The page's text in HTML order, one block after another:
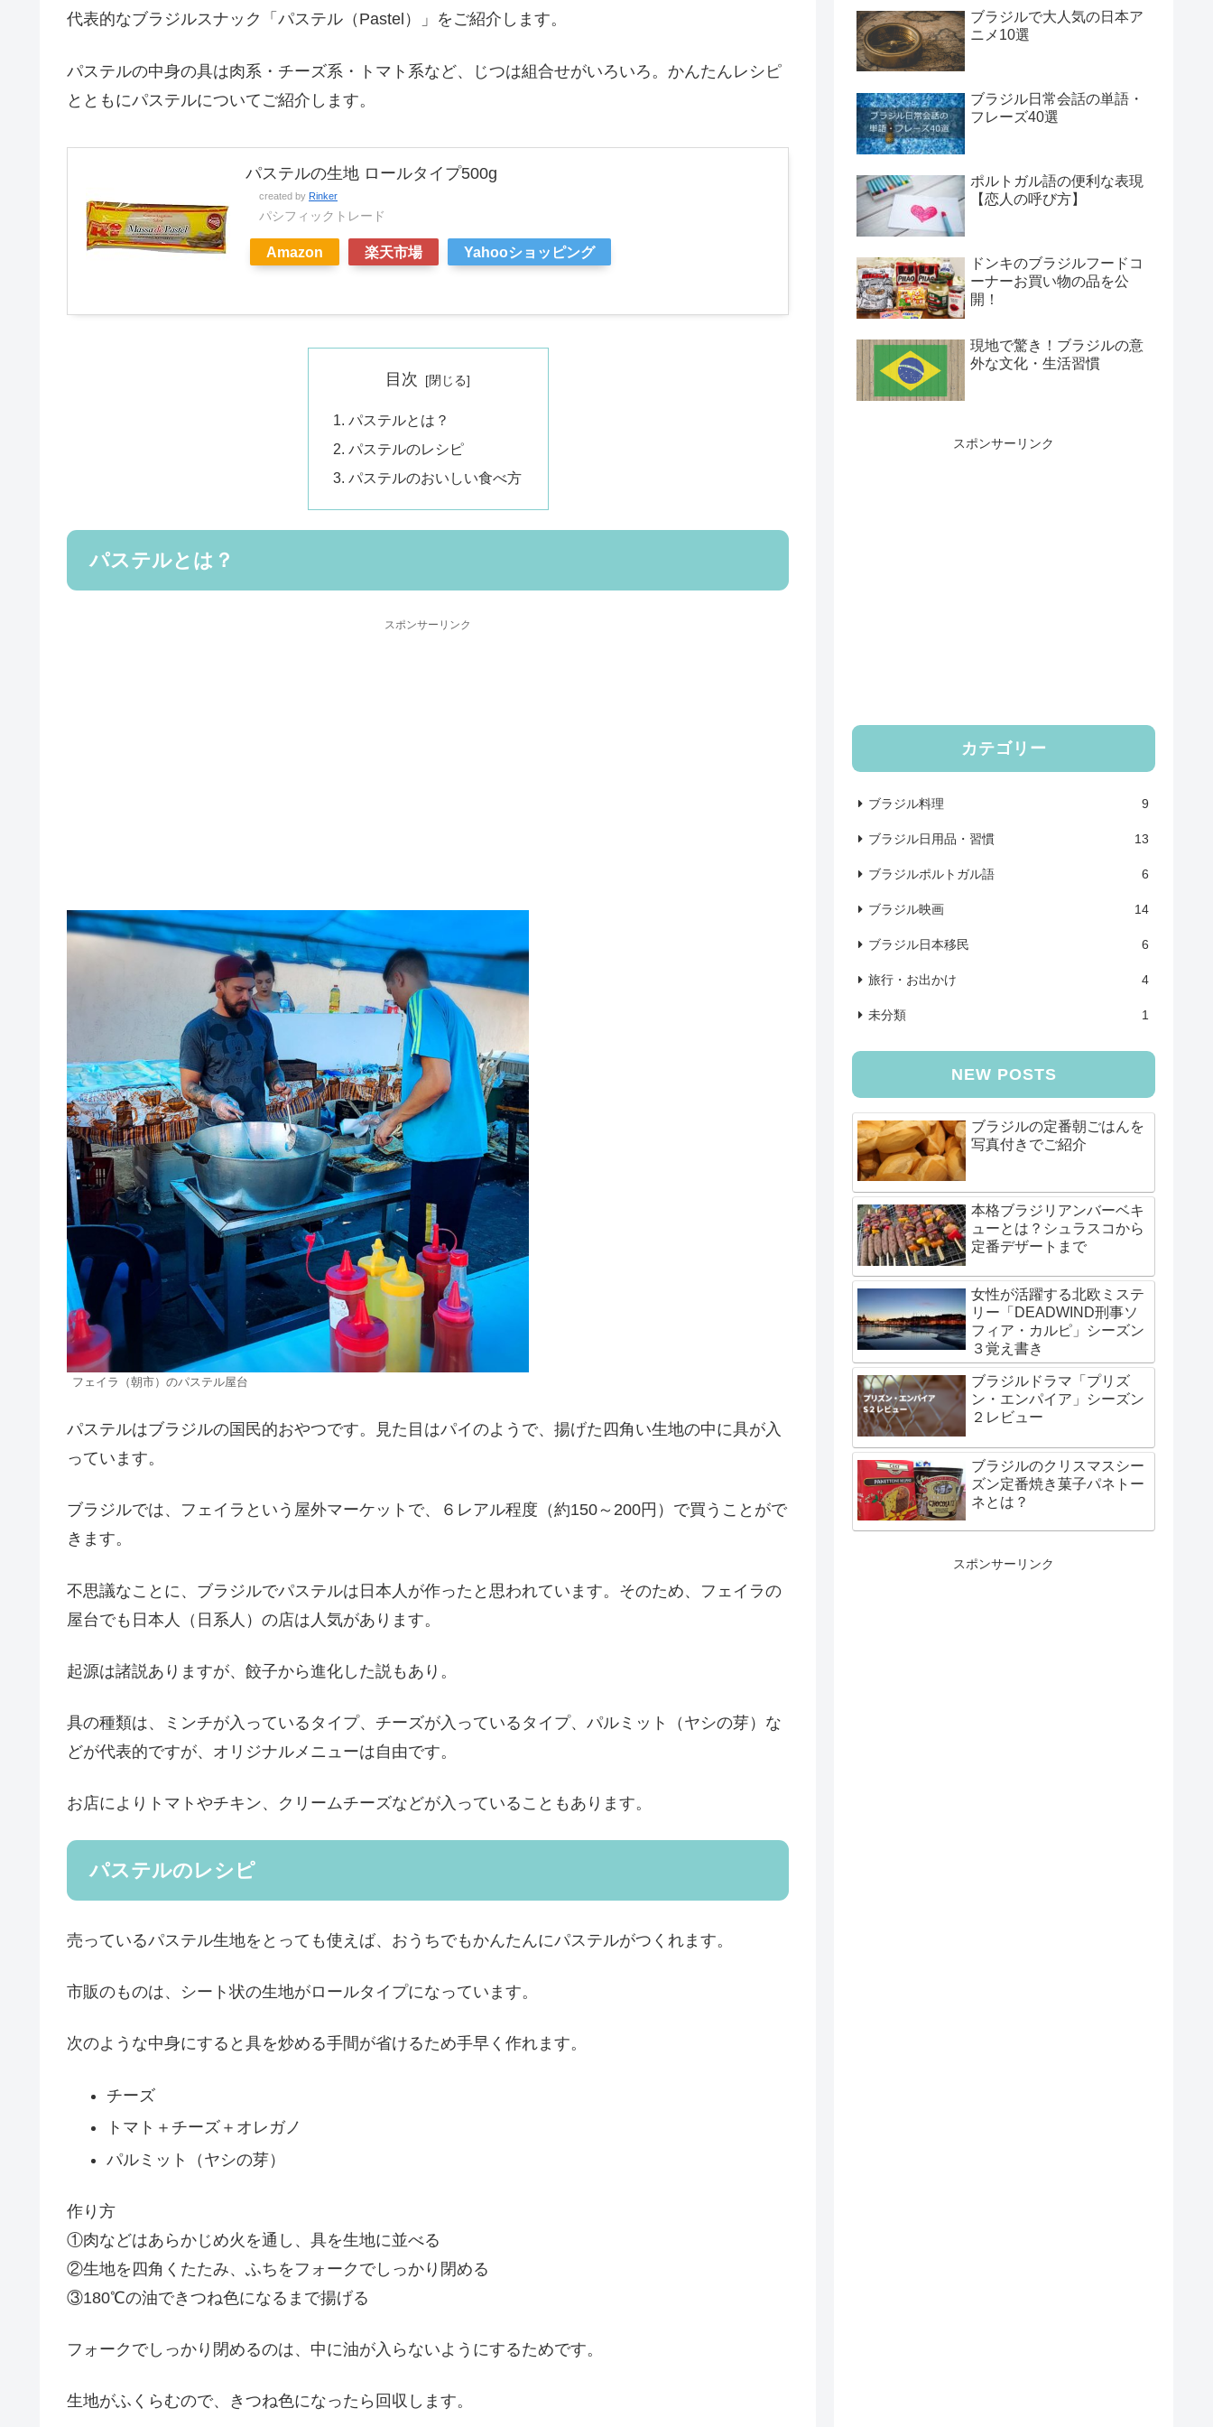
代表的なブラジルスナック「パステル（Pastel）」をご紹介します。
パステルの中身の具は肉系・チーズ系・トマト系など、じつは組合せがいろいろ。かんたんレシピ
とともにパステルについてご紹介します。
パステルの生地 ロールタイプ500g
created by Rinker
パシフィックトレード
Amazon 楽天市場 Yahooショッピング
目次
パステルとは？
パステルのレシピ
パステルのおいしい食べ方
パステルとは？
スポンサーリンク
フェイラ（朝市）のパステル屋台
パステルはブラジルの国民的おやつです。見た目はパイのようで、揚げた四角い生地の中に具が入
っています。
ブラジルでは、フェイラという屋外マーケットで、６レアル程度（約150～200円）で買うことがで
きます。
不思議なことに、ブラジルでパステルは日本人が作ったと思われています。そのため、フェイラの
屋台でも日本人（日系人）の店は人気があります。
起源は諸説ありますが、餃子から進化した説もあり。
具の種類は、ミンチが入っているタイプ、チーズが入っているタイプ、パルミット（ヤシの芽）な
どが代表的ですが、オリジナルメニューは自由です。
お店によりトマトやチキン、クリームチーズなどが入っていることもあります。
パステルのレシピ
売っているパステル生地をとっても使えば、おうちでもかんたんにパステルがつくれます。
市販のものは、シート状の生地がロールタイプになっています。
次のような中身にすると具を炒める手間が省けるため手早く作れます。
チーズ
トマト＋チーズ＋オレガノ
パルミット（ヤシの芽）
作り方
①肉などはあらかじめ火を通し、具を生地に並べる
②生地を四角くたたみ、ふちをフォークでしっかり閉める
③180℃の油できつね色になるまで揚げる
フォークでしっかり閉めるのは、中に油が入らないようにするためです。
生地がふくらむので、きつね色になったら回収します。
ブラジルで大人気の日本ア
ニメ10選
ブラジル日常会話の単語・
フレーズ40選
ポルトガル語の便利な表現
【恋人の呼び方】
ドンキのブラジルフードコ
ーナーお買い物の品を公
開！
現地で驚き！ブラジルの意
外な文化・生活習慣
スポンサーリンク
カテゴリー
ブラジル料理 9
ブラジル日用品・習慣 13
ブラジルポルトガル語 6
ブラジル映画 14
ブラジル日本移民 6
旅行・お出かけ 4
未分類 1
NEW POSTS
ブラジルの定番朝ごはんを
写真付きでご紹介
本格ブラジリアンバーベキ
ューとは？シュラスコから
定番デザートまで
女性が活躍する北欧ミステ
リー「DEADWIND刑事ソ
フィア・カルピ」シーズン
３覚え書き
ブラジルドラマ「プリズ
ン・エンパイア」シーズン
２レビュー
ブラジルのクリスマスシー
ズン定番焼き菓子パネトー
ネとは？
スポンサーリンク